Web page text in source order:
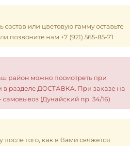
состав или цветовую гамму оставьте
позвоните нам +7 (921) 565-85-71
район можно посмотреть при
в разделе ДОСТАВКА. При заказе на
(Дунайский пр. 34/16)
после того, как в Вами свяжется